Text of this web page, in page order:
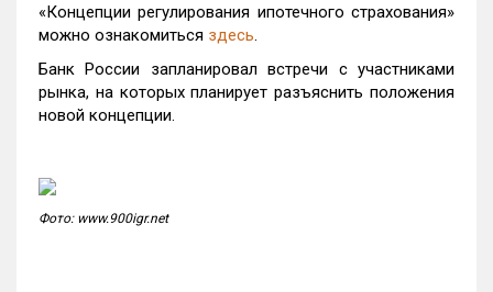
«Концепции регулирования ипотечного страхования»
можно ознакомиться здесь.
Банк России запланировал встречи с участниками
рынка, на которых планирует разъяснить положения
новой концепции.
Фото: www.900igr.net